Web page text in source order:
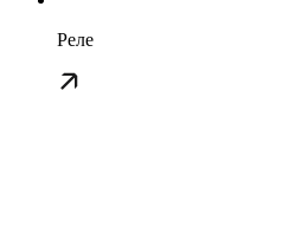
Реле